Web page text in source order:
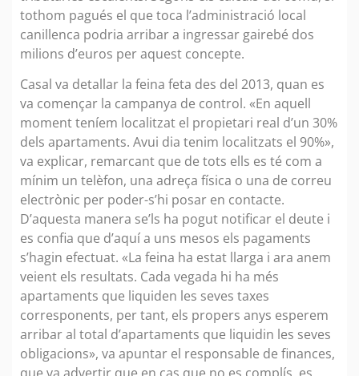
tothom pagués el que toca l’administració local
canillenca podria arribar a ingressar gairebé dos
milions d’euros per aquest concepte.
Casal va detallar la feina feta des del 2013, quan es
va començar la campanya de control. «En aquell
moment teníem localitzat el propietari real d’un 30%
dels apartaments. Avui dia tenim localitzats el 90%»,
va explicar, remarcant que de tots ells es té com a
mínim un telèfon, una adreça física o una de correu
electrònic per poder-s’hi posar en contacte.
D’aquesta manera se’ls ha pogut notificar el deute i
es confia que d’aquí a uns mesos els pagaments
s’hagin efectuat. «La feina ha estat llarga i ara anem
veient els resultats. Cada vegada hi ha més
apartaments que liquiden les seves taxes
corresponents, per tant, els propers anys esperem
arribar al total d’apartaments que liquidin les seves
obligacions», va apuntar el responsable de finances,